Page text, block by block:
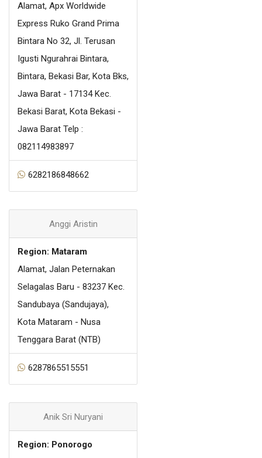
Alamat, Apx Worldwide
Express Ruko Grand Prima
Bintara No 32, Jl. Terusan
Igusti Ngurahrai Bintara,
Bintara, Bekasi Bar, Kota Bks,
Jawa Barat - 17134 Kec.
Bekasi Barat, Kota Bekasi -
Jawa Barat Telp :
082114983897
6282186848662
Anggi Aristin
Region: Mataram
Alamat, Jalan Peternakan
Selagalas Baru - 83237 Kec.
Sandubaya (Sandujaya),
Kota Mataram - Nusa
Tenggara Barat (NTB)
6287865515551
Anik Sri Nuryani
Region: Ponorogo